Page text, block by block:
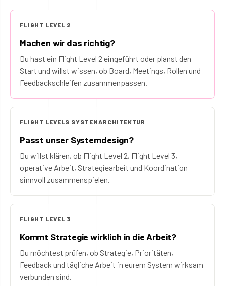
FLIGHT LEVEL 2
Machen wir das richtig?
Du hast ein Flight Level 2 eingeführt oder planst den
Start und willst wissen, ob Board, Meetings, Rollen und
Feedbackschleifen zusammenpassen.
FLIGHT LEVELS SYSTEMARCHITEKTUR
Passt unser Systemdesign?
Du willst klären, ob Flight Level 2, Flight Level 3,
operative Arbeit, Strategiearbeit und Koordination
sinnvoll zusammenspielen.
FLIGHT LEVEL 3
Kommt Strategie wirklich in die Arbeit?
Du möchtest prüfen, ob Strategie, Prioritäten,
Feedback und tägliche Arbeit in eurem System wirksam
verbunden sind.